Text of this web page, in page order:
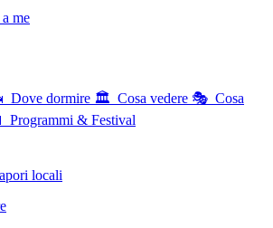
me
Dove dormire 🏛 Cosa vedere 🎭 Cosa
Programmi & Festival
locali